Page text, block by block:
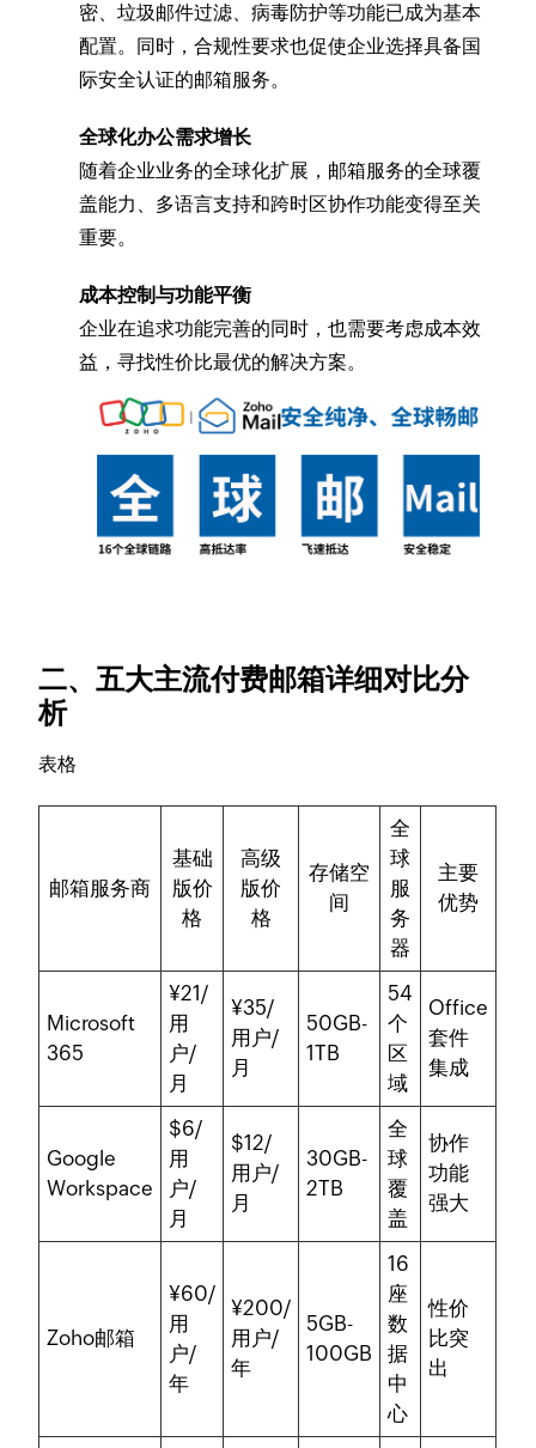
密、垃圾邮件过滤、病毒防护等功能已成为基本
配置。同时，合规性要求也促使企业选择具备国
际安全认证的邮箱服务。
全球化办公需求增长
随着企业业务的全球化扩展，邮箱服务的全球覆
盖能力、多语言支持和跨时区协作功能变得至关
重要。
成本控制与功能平衡
企业在追求功能完善的同时，也需要考虑成本效
益，寻找性价比最优的解决方案。
二、五大主流付费邮箱详细对比分
析
表格
邮箱服务商
基础
版价
格
高级
版价
格
存储空
间
全
球
服
务
器
主要
优势
Microsoft
365
¥21/
用
户/
月
¥35/
用户/
月
50GB-
1TB
54
个
区
域
Office
套件
集成
Google
Workspace
$6/
用
户/
月
$12/
用户/
月
30GB-
2TB
全
球
覆
盖
协作
功能
强大
Zoho邮箱
¥60/
用
户/
年
¥200/
用户/
年
5GB-
100GB
16
座
数
据
中
心
性价
比突
出